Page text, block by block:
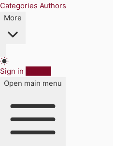
Categories Authors
More
Sign in
Open main menu